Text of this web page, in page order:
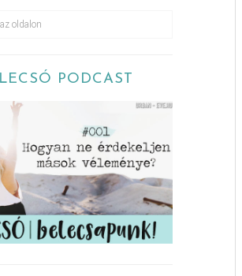
LECSÓ PODCAST